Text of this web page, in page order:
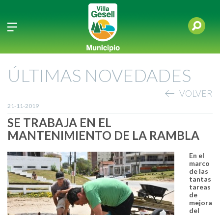
ÚLTIMAS NOVEDADES
VOLVER
21-11-2019
SE TRABAJA EN EL
MANTENIMIENTO DE LA RAMBLA
En el
marco
de las
tantas
tareas
de
mejora
del